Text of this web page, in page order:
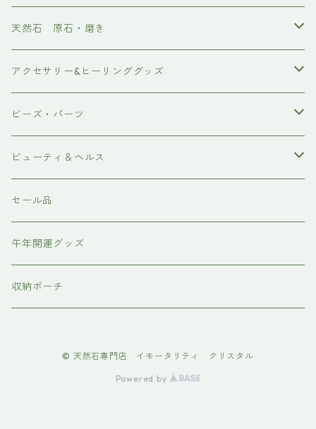
天然石 原石・磨き
原石
ポイント
磨き
アクセサリー&ヒーリンググッズ
ブレスレット
ネックレス・ペンダント
ピアス・イアリング
スピリチュアルグッズ
ビーズ・パーツ
天然石ビーズ
天使の羽シリーズ
各種パーツ
ビューティ＆ヘルス
ドテラ doTERRA
テラヘルツ・ホルミシス
セール品
午年開運グッズ
収納ポーチ
© 天然石専門店 イモータリティ クリスタル
Powered by